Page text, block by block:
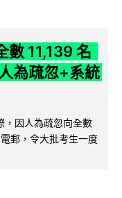
數 11,139 名
為疏忽+系統
，因人為疏忽向全數
郵，令大批考生一度